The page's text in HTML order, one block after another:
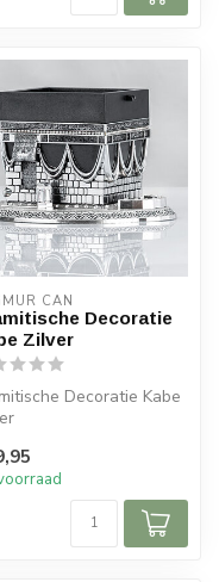
CAN
Decoratie
Zilver
Decoratie Kabe